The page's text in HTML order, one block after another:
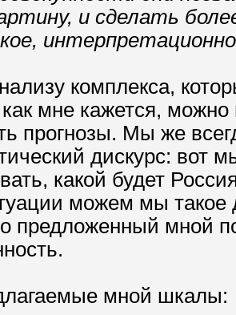
и сделать
комплекса,
мне кажется,
прогнозы. Мы же
дискурс:
какой будет
можем мы такое
предложенный мной
мной шкалы: